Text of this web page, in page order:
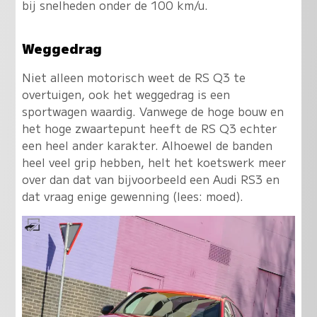
bij snelheden onder de 100 km/u.
Weggedrag
Niet alleen motorisch weet de RS Q3 te
overtuigen, ook het weggedrag is een
sportwagen waardig. Vanwege de hoge bouw en
het hoge zwaartepunt heeft de RS Q3 echter
een heel ander karakter. Alhoewel de banden
heel veel grip hebben, helt het koetswerk meer
over dan dat van bijvoorbeeld een Audi RS3 en
dat vraag enige gewenning (lees: moed).